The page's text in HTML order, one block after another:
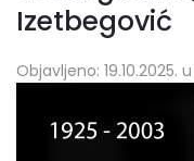
Izetbegović
Objavljeno: 19.10.2025. u